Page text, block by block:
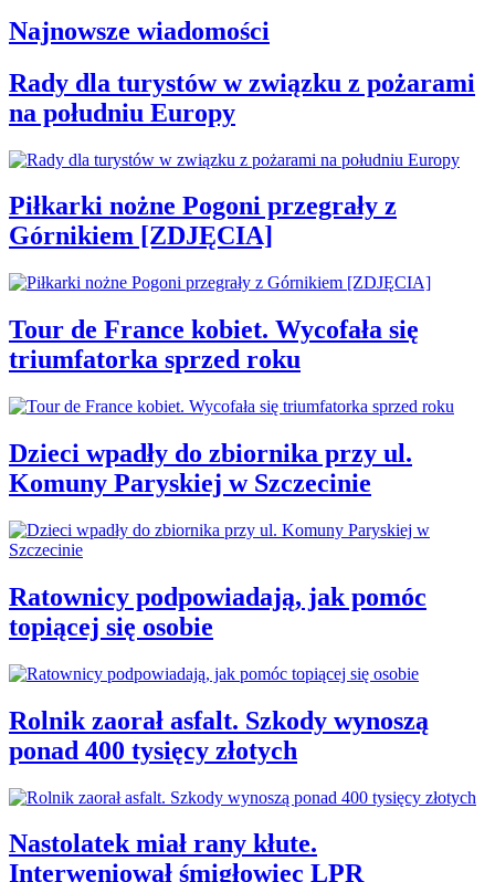
Najnowsze wiadomości
Rady dla turystów w związku z pożarami
na południu Europy
Piłkarki nożne Pogoni przegrały z
Górnikiem [ZDJĘCIA]
Tour de France kobiet. Wycofała się
triumfatorka sprzed roku
Dzieci wpadły do zbiornika przy ul.
Komuny Paryskiej w Szczecinie
Ratownicy podpowiadają, jak pomóc
topiącej się osobie
Rolnik zaorał asfalt. Szkody wynoszą
ponad 400 tysięcy złotych
Nastolatek miał rany kłute.
Interweniował śmigłowiec LPR